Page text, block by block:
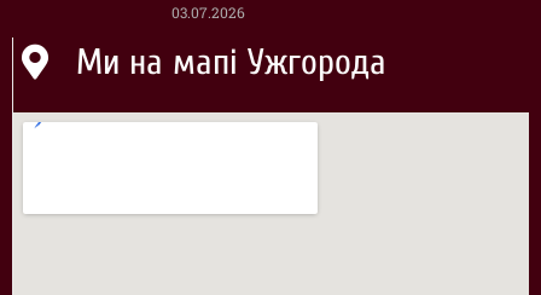
03.07.2026
Ми на мапі Ужгорода